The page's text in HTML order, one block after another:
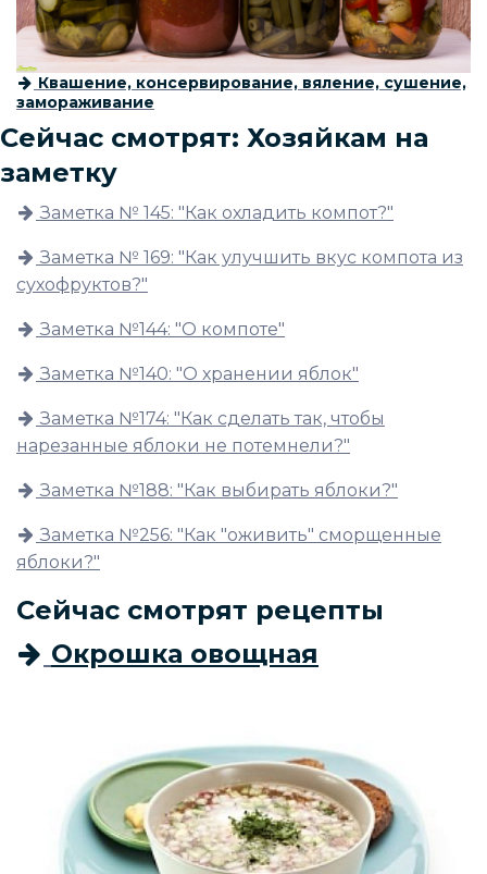
Квашение, консервирование, вяление, сушение,
замораживание
Сейчас смотрят: Хозяйкам на
заметку
Заметка № 145: "Как охладить компот?"
Заметка № 169: "Как улучшить вкус компота из
сухофруктов?"
Заметка №144: "О компоте"
Заметка №140: "О хранении яблок"
Заметка №174: "Как сделать так, чтобы
нарезанные яблоки не потемнели?"
Заметка №188: "Как выбирать яблоки?"
Заметка №256: "Как "оживить" сморщенные
яблоки?"
Сейчас смотрят рецепты
Окрошка овощная